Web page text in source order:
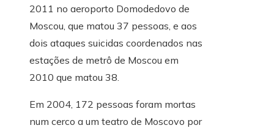
2011 no aeroporto Domodedovo de
Moscou, que matou 37 pessoas, e aos
dois ataques suicidas coordenados nas
estações de metrô de Moscou em
2010 que matou 38.
Em 2004, 172 pessoas foram mortas
num cerco a um teatro de Moscovo por